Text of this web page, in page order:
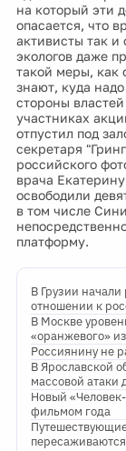
на который эти
опасается, что
активисты так и
экологов даже
такой меры, как
знают, куда
стороны
участниках
отпустил под
секретаря
российского
врача
освободили
в том числе
платформу.
В Грузии
отношении к
В Москве
«оранжевого»
Россиянину не
В Ярославской
массовой атаки
Новый
фильмом года